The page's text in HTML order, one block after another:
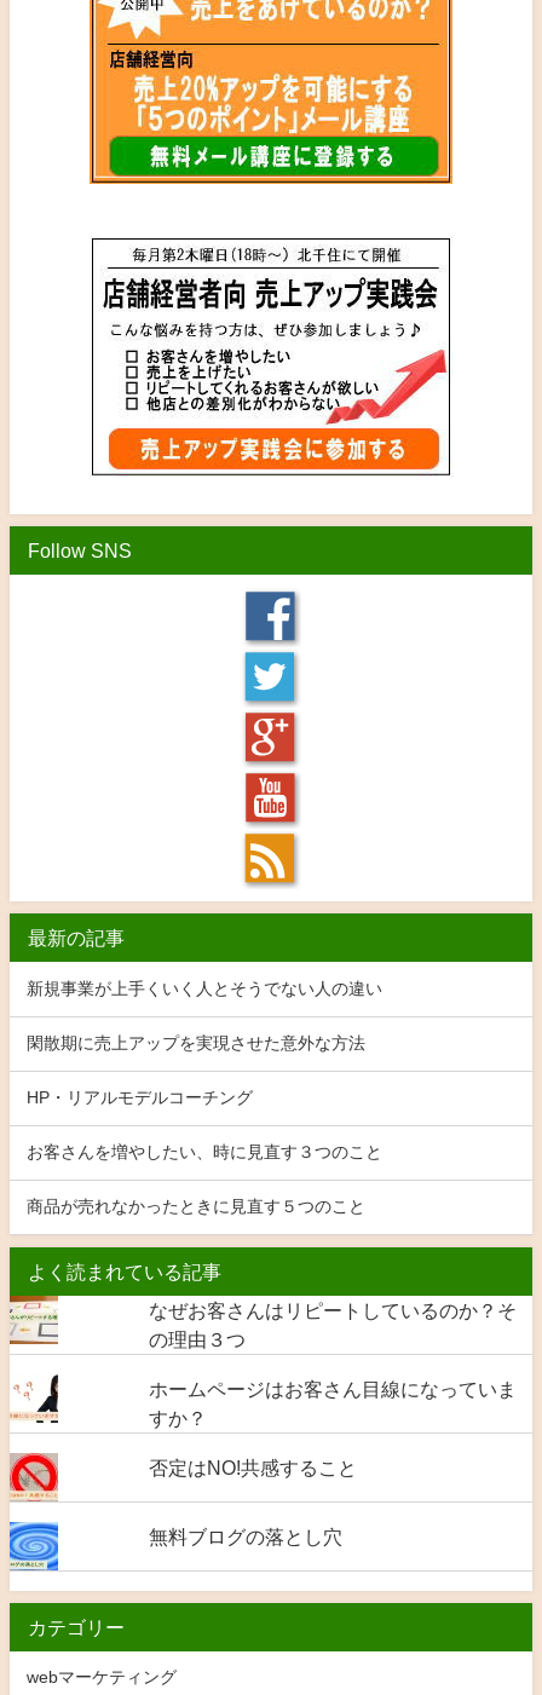
Follow SNS
最新の記事
新規事業が上手くいく人とそうでない人の違い
閑散期に売上アップを実現させた意外な方法
HP・リアルモデルコーチング
お客さんを増やしたい、時に見直す３つのこと
商品が売れなかったときに見直す５つのこと
よく読まれている記事
なぜお客さんはリピートしているのか？そ
の理由３つ
ホームページはお客さん目線になっていま
すか？
否定はNO!共感すること
無料ブログの落とし穴
カテゴリー
webマーケティング